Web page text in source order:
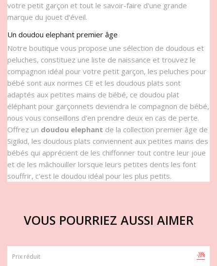
votre petit garçon et tout le savoir-faire d'une grande
marque du jouet d'éveil.
Un doudou elephant premier âge
Notre boutique vous propose une sélection de doudous et
peluches, constituez une liste de naissance et trouvez le
compagnon idéal pour votre petit garçon, les peluches pour
bébé sont aux normes CE et les doudous plats sont
adaptés aux petites mains de bébé, ce doudou plat
éléphant pour garçonnets deviendra le compagnon de bébé,
nous vous conseillons d'en prendre deux en cas de perte.
Offrez un doudou elephant de la collection premier âge de
Sigikid, les doudous plats conviennent aux petites mains des
bébés qui apprécient de les chiffonner tout contre leur joue
et de les mâchouiller lorsque leurs petites dents les font
souffrir, c'est le doudou idéal pour les plus petits.
VOUS POURRIEZ AUSSI AIMER
-20%
Prix réduit